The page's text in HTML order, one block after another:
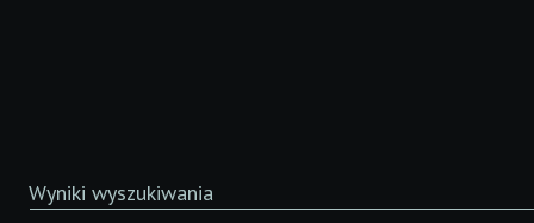
Wyniki wyszukiwania